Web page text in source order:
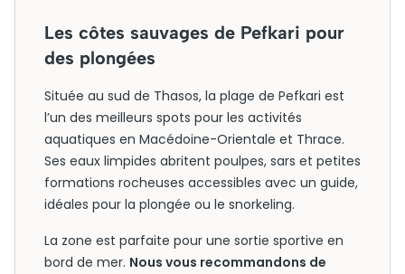
Les côtes sauvages de Pefkari pour
des plongées
Située au sud de Thasos, la plage de Pefkari est
l’un des meilleurs spots pour les activités
aquatiques en Macédoine-Orientale et Thrace.
Ses eaux limpides abritent poulpes, sars et petites
formations rocheuses accessibles avec un guide,
idéales pour la plongée ou le snorkeling.
La zone est parfaite pour une sortie sportive en
bord de mer. Nous vous recommandons de